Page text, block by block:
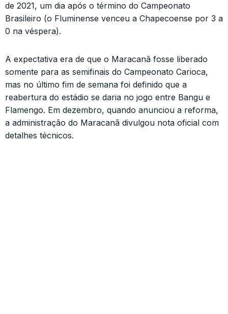
de 2021, um dia após o término do Campeonato
Brasileiro (o Fluminense venceu a Chapecoense por 3 a
0 na véspera).
A expectativa era de que o Maracanã fosse liberado
somente para as semifinais do Campeonato Carioca,
mas no último fim de semana foi definido que a
reabertura do estádio se daria no jogo entre Bangu e
Flamengo. Em dezembro, quando anunciou a reforma,
a administração do Maracanã divulgou nota oficial com
detalhes técnicos.